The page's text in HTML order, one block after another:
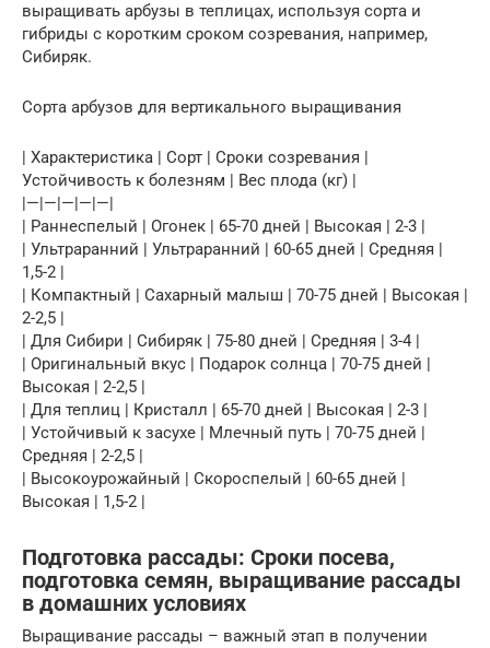
выращивать арбузы в теплицах, используя сорта и
гибриды с коротким сроком созревания, например,
Сибиряк.
Сорта арбузов для вертикального выращивания
| Характеристика | Сорт | Сроки созревания |
Устойчивость к болезням | Вес плода (кг) |
|—|—|—|—|—|
| Раннеспелый | Огонек | 65-70 дней | Высокая | 2-3 |
| Ультраранний | Ультраранний | 60-65 дней | Средняя |
1,5-2 |
| Компактный | Сахарный малыш | 70-75 дней | Высокая |
2-2,5 |
| Для Сибири | Сибиряк | 75-80 дней | Средняя | 3-4 |
| Оригинальный вкус | Подарок солнца | 70-75 дней |
Высокая | 2-2,5 |
| Для теплиц | Кристалл | 65-70 дней | Высокая | 2-3 |
| Устойчивый к засухе | Млечный путь | 70-75 дней |
Средняя | 2-2,5 |
| Высокоурожайный | Скороспелый | 60-65 дней |
Высокая | 1,5-2 |
Подготовка рассады: Сроки посева,
подготовка семян, выращивание рассады
в домашних условиях
Выращивание рассады – важный этап в получении